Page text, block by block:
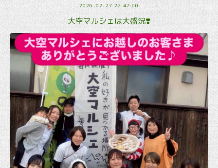
2026-02-27 22:47:00
大空マルシェは大盛況❣️